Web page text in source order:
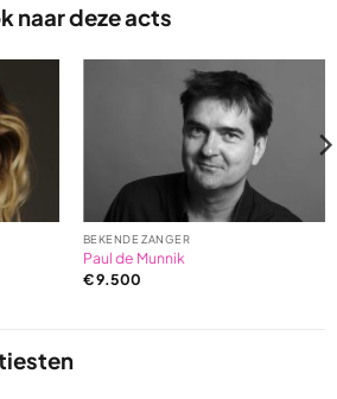
5
based
on
naar deze acts
BEKENDE ZANGER
Paul de Munnik
€9.500